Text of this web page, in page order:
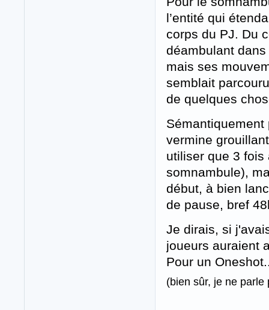
l’entité qui
corps du PJ. Du
déambulant
mais ses
semblait
de quelques
Sémantiquement
vermine
utiliser que 3 fois
somnambule),
début, à bien
de pause, bref
Je dirais, si
joueurs auraient
Pour un
(bien sûr, je ne